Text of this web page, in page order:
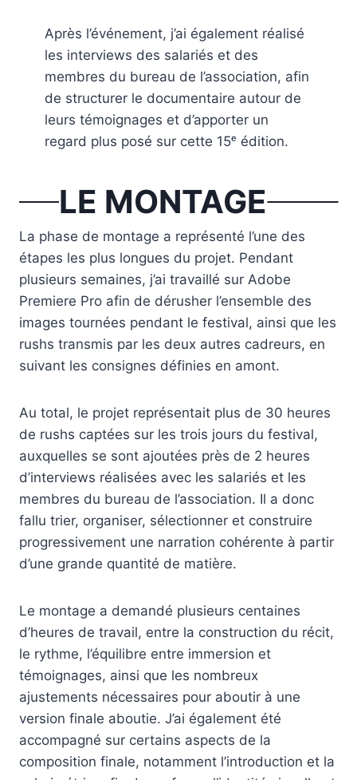
Après l’événement, j’ai également réalisé
les interviews des salariés et des
membres du bureau de l’association, afin
de structurer le documentaire autour de
leurs témoignages et d’apporter un
regard plus posé sur cette 15ᵉ édition.
LE MONTAGE
La phase de montage a représenté l’une des
étapes les plus longues du projet. Pendant
plusieurs semaines, j’ai travaillé sur Adobe
Premiere Pro afin de dérusher l’ensemble des
images tournées pendant le festival, ainsi que les
rushs transmis par les deux autres cadreurs, en
suivant les consignes définies en amont.
Au total, le projet représentait plus de 30 heures
de rushs captées sur les trois jours du festival,
auxquelles se sont ajoutées près de 2 heures
d’interviews réalisées avec les salariés et les
membres du bureau de l’association. Il a donc
fallu trier, organiser, sélectionner et construire
progressivement une narration cohérente à partir
d’une grande quantité de matière.
Le montage a demandé plusieurs centaines
d’heures de travail, entre la construction du récit,
le rythme, l’équilibre entre immersion et
témoignages, ainsi que les nombreux
ajustements nécessaires pour aboutir à une
version finale aboutie. J’ai également été
accompagné sur certains aspects de la
composition finale, notamment l’introduction et la